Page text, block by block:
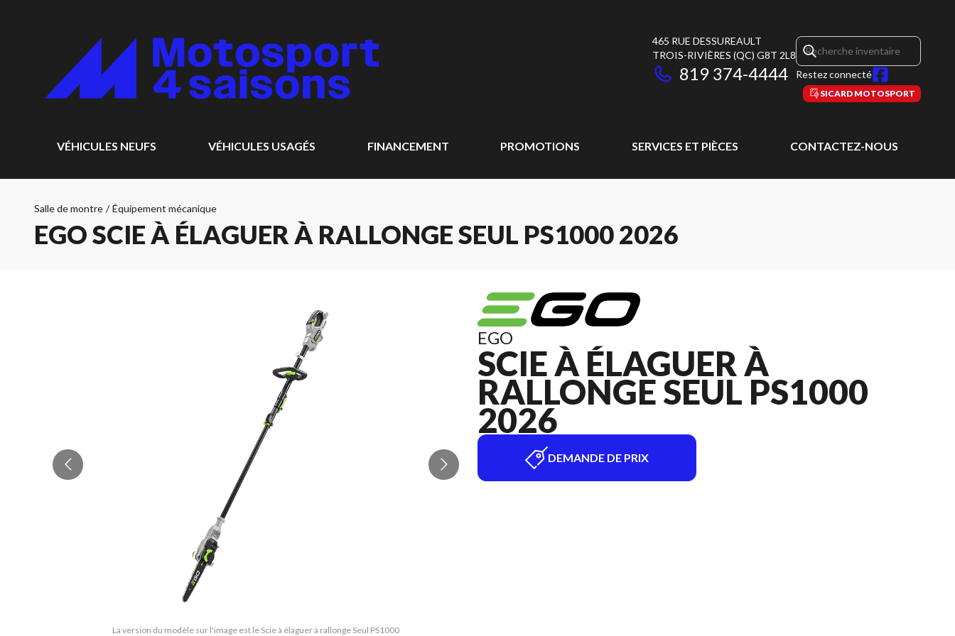
465 RUE DESSUREAULT
TROIS-RIVIÈRES (QC) G8T 2L8
819 374-4444 Restez connecté
SICARD MOTOSPORT
VÉHICULES NEUFS VÉHICULES USAGÉS FINANCEMENT PROMOTIONS SERVICES ET PIÈCES CONTACTEZ-NOUS
Salle de montre / Équipement mécanique
EGO SCIE À ÉLAGUER À RALLONGE SEUL PS1000 2026
La version du modèle sur l'image est le Scie à élaguer à rallonge Seul PS1000
EGO
SCIE À ÉLAGUER À
RALLONGE SEUL PS1000
2026
DEMANDE DE PRIX